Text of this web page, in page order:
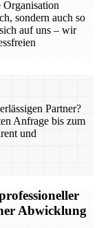
sondern auch so
auf uns – wir
Partner?
Anfrage bis zum
und
Abwicklung